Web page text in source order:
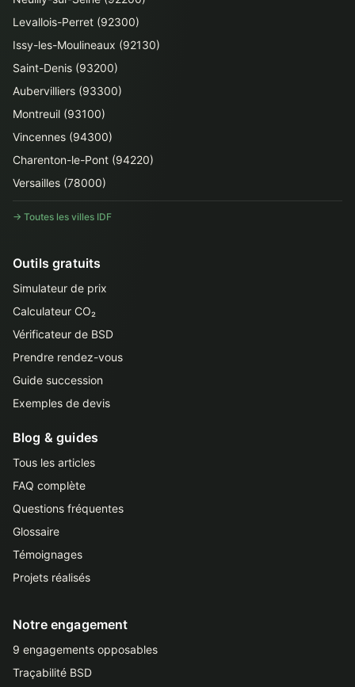
Levallois-Perret (92300)
Issy-les-Moulineaux (92130)
Saint-Denis (93200)
Aubervilliers (93300)
Montreuil (93100)
Vincennes (94300)
Charenton-le-Pont (94220)
Versailles (78000)
→ Toutes les villes IDF
Outils gratuits
Simulateur de prix
Calculateur CO₂
Vérificateur de BSD
Prendre rendez-vous
Guide succession
Exemples de devis
Blog & guides
Tous les articles
FAQ complète
Questions fréquentes
Glossaire
Témoignages
Projets réalisés
Notre engagement
9 engagements opposables
Traçabilité BSD